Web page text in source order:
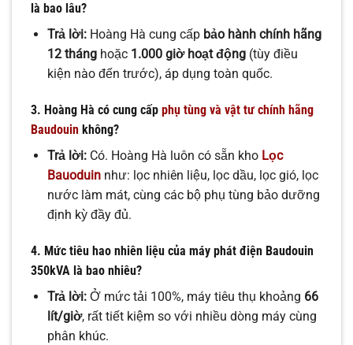
là bao lâu?
Trả lời:Hoàng Hà cung cấp bảo hành chính hãng
12 thánghoặc 1.000 giờ hoạt động(tùy điều
kiện nào đến trước), áp dụng toàn quốc.
3. Hoàng Hà có cung cấp phụ tùng và vật tư chính hãng
Baudouin không?
Trả lời:Có. Hoàng Hà luôn có sẵn kho Lọc
Bauoduin như: lọc nhiên liệu, lọc dầu, lọc gió, lọc
nước làm mát, cùng các bộ phụ tùng bảo dưỡng
định kỳ đầy đủ.
4. Mức tiêu hao nhiên liệu của máy phát điện Baudouin
350kVA là bao nhiêu?
Trả lời:Ở mức tải 100%, máy tiêu thụ khoảng 66
lít/giờ, rất tiết kiệm so với nhiều dòng máy cùng
phân khúc.